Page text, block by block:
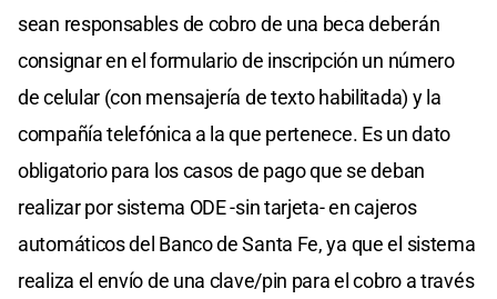
sean responsables de cobro de una beca deberán
consignar en el formulario de inscripción un número
de celular (con mensajería de texto habilitada) y la
compañía telefónica a la que pertenece. Es un dato
obligatorio para los casos de pago que se deban
realizar por sistema ODE -sin tarjeta- en cajeros
automáticos del Banco de Santa Fe, ya que el sistema
realiza el envío de una clave/pin para el cobro a través